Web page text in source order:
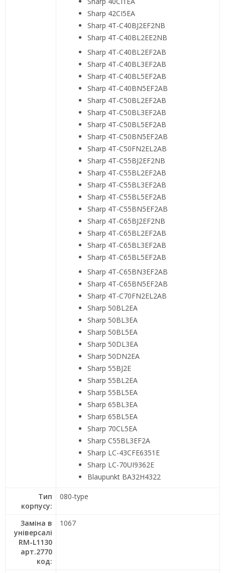
Sharp 42CI5EA
Sharp 4T-C40BJ2EF2NB
Sharp 4T-C40BL2EE2NB
Sharp 4T-C40BL2EF2AB
Sharp 4T-C40BL3EF2AB
Sharp 4T-C40BL5EF2AB
Sharp 4T-C40BN5EF2AB
Sharp 4T-C50BL2EF2AB
Sharp 4T-C50BL3EF2AB
Sharp 4T-C50BL5EF2AB
Sharp 4T-C50BN5EF2AB
Sharp 4T-C50FN2EL2AB
Sharp 4T-C55BJ2EF2NB
Sharp 4T-C55BL2EF2AB
Sharp 4T-C55BL3EF2AB
Sharp 4T-C55BL5EF2AB
Sharp 4T-C55BN5EF2AB
Sharp 4T-C65BJ2EF2NB
Sharp 4T-C65BL2EF2AB
Sharp 4T-C65BL3EF2AB
Sharp 4T-C65BL5EF2AB
Sharp 4T-C65BN3EF2AB
Sharp 4T-C65BN5EF2AB
Sharp 4T-C70FN2EL2AB
Sharp 50BL2EA
Sharp 50BL3EA
Sharp 50BL5EA
Sharp 50DL3EA
Sharp 50DN2EA
Sharp 55BJ2E
Sharp 55BL2EA
Sharp 55BL5EA
Sharp 65BL3EA
Sharp 65BL5EA
Sharp 70CL5EA
Sharp C55BL3EF2A
Sharp LC-43CFE6351E
Sharp LC-70UI9362E
Blaupunkt BA32H4322
Тип
корпусу:
080-type
Заміна в
універсалі
RM-L1130
арт.2770
код:
1067